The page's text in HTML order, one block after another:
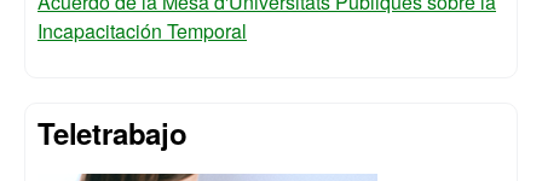
Incapacitación Temporal
Teletrabajo